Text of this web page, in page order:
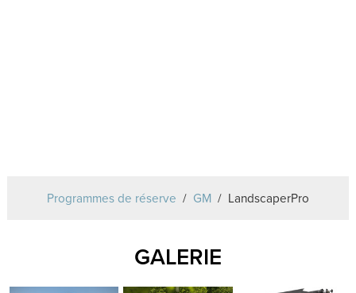
Programmes de réserve GM LandscaperPro
GALERIE